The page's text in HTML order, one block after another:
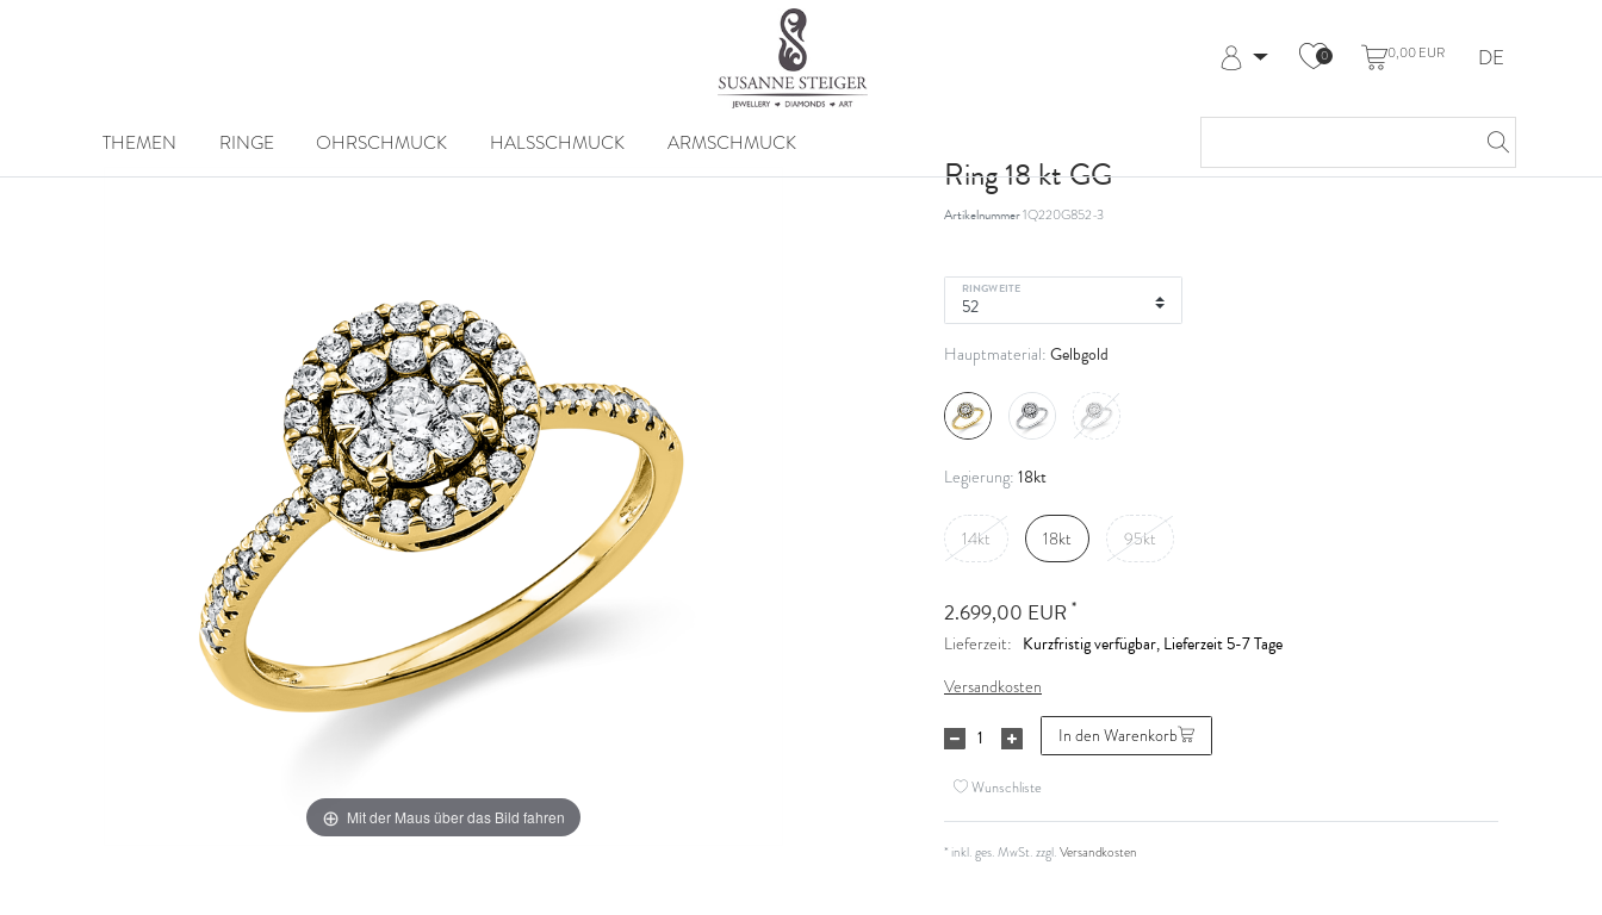
Registrieren
Hilfe & Kontakt
0 0,00 EUR DE
THEMEN RINGE OHRSCHMUCK HALSSCHMUCK ARMSCHMUCK
Mit der Maus über das Bild fahren
Ring 18 kt GG
Artikelnummer1Q220G852-3
RINGWEITE
Hauptmaterial: Gelbgold
Legierung: 18kt
14kt 18kt 95kt
2.699,00 EUR *
Lieferzeit: Kurzfristig verfügbar, Lieferzeit 5-7 Tage
Versandkosten
In den Warenkorb
Wunschliste
* inkl. ges. MwSt. zzgl.Versandkosten